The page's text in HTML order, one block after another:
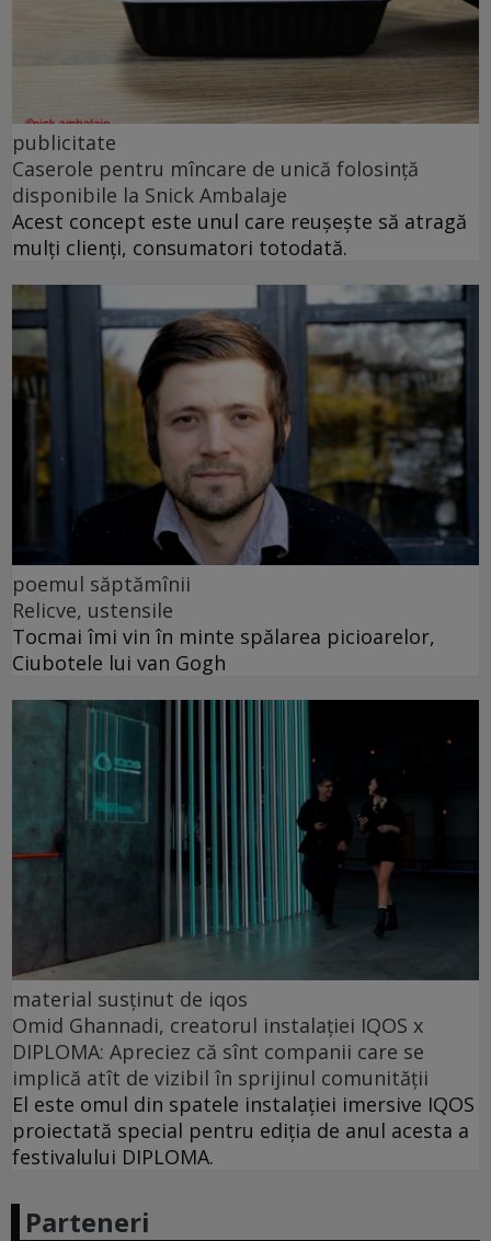
publicitate
Caserole pentru mîncare de unică folosință
disponibile la Snick Ambalaje
Acest concept este unul care reușește să atragă
mulți clienți, consumatori totodată.
poemul săptămînii
Relicve, ustensile
Tocmai îmi vin în minte spălarea picioarelor,
Ciubotele lui van Gogh
material susținut de iqos
Omid Ghannadi, creatorul instalației IQOS x
DIPLOMA: Apreciez că sînt companii care se
implică atît de vizibil în sprijinul comunității
El este omul din spatele instalației imersive IQOS
proiectată special pentru ediția de anul acesta a
festivalului DIPLOMA.
Parteneri